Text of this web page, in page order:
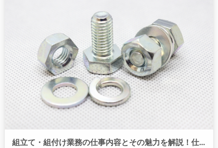
組立て・組付け業務の仕事内容とその魅力を解説！仕事の始め方も紹介！